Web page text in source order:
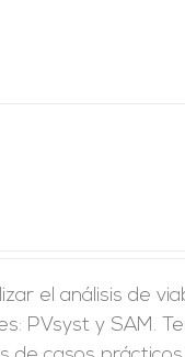
el análisis de
PVsyst y SAM.